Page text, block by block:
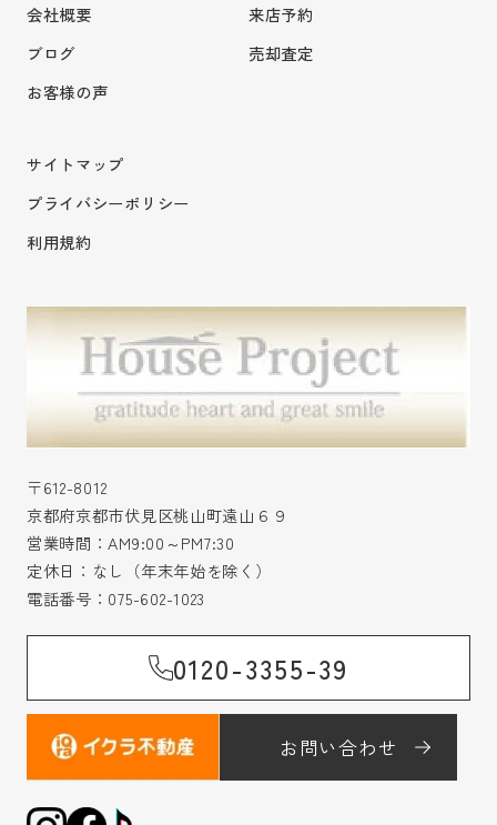
会社概要
ブログ
お客様の声
来店予約
売却査定
サイトマップ
プライバシーポリシー
利用規約
〒612-8012
京都府京都市伏見区桃山町遠山６９
営業時間：AM9:00～PM7:30
定休日：なし（年末年始を除く）
電話番号： 075-602-1023
0120-3355-39
お問い合わせ